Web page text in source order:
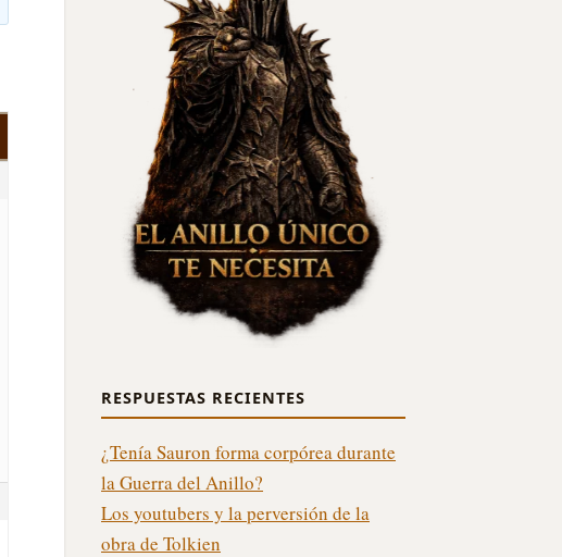
RESPUESTAS RECIENTES
¿Tenía Sauron forma corpórea durante
la Guerra del Anillo?
Los youtubers y la perversión de la
obra de Tolkien